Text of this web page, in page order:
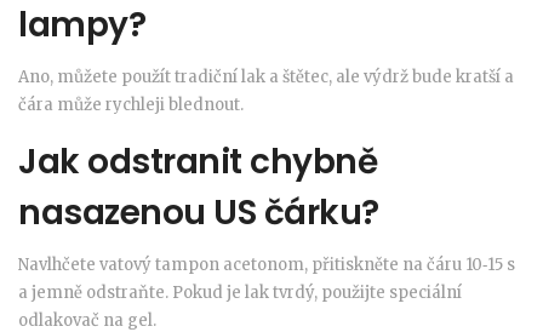
lampy?
Ano, můžete použít tradiční lak a štětec, ale výdrž bude kratší a
čára může rychleji blednout.
Jak odstranit chybně
nasazenou US čárku?
Navlhčete vatový tampon acetonom, přitiskněte na čáru 10‑15 s
a jemně odstraňte. Pokud je lak tvrdý, použijte speciální
odlakovač na gel.